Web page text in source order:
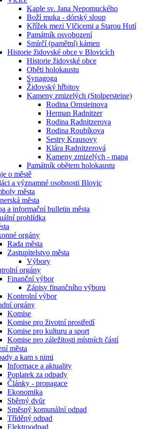
Kaple sv. Jana Nepomuckého
Boží muka - dórský sloup
Křížek mezi Vlčicemi a Starou Hutí
Památník osvobození
Smírčí (pamětní) kámen
Historie židovské obce v Blovicích
Historie židovské obce
Oběti holokaustu
Synagoga
Židovský hřbitov
Kameny zmizelých (Stolpersteine)
Rodina Ornsteinova
Herman Radnitzer
Rodina Radnitzerova
Rodina Roubíkova
Sestry Krausovy
Klára Radnitzerová
Kameny zmizelých - mapa
Památník obětem holokaustu
o městě
a významné osobnosti Blovic
města
města
a informační bulletin města
prohlídka
orgány
Rada města
Zastupitelstvo města
Výbory
orgány
Finanční výbor
Zápisy finančního výboru
Kontrolní výbor
orgány
Komise
Komise pro životní prostředí
Komise pro kulturu a sport
Komise pro záležitosti místních částí
města
a kam s nimi
Informace a aktuality
Poplatek za odpady
Články - propagace
Ekonomika
Sběrný dvůr
Směsný komunální odpad
Tříděný odpad
Elektroodpad